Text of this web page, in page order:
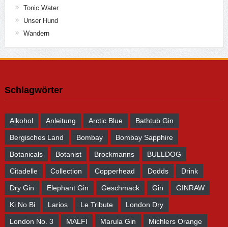
Tonic Water
Unser Hund
Wandern
Schlagwörter
Alkohol Anleitung Arctic Blue Bathtub Gin
Bergisches Land Bombay Bombay Sapphire
Botanicals Botanist Brockmanns BULLDOG
Citadelle Collection Copperhead Dodds Drink
Dry Gin Elephant Gin Geschmack Gin GINRAW
Ki No Bi Larios Le Tribute London Dry
London No. 3 MALFI Marula Gin Michlers Orange